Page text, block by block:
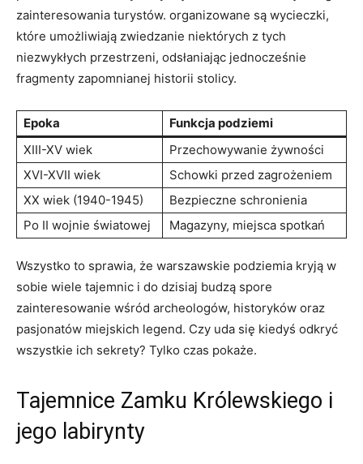
zainteresowania turystów. organizowane są wycieczki,
które umożliwiają zwiedzanie niektórych z tych
niezwykłych przestrzeni, odsłaniając jednocześnie
fragmenty zapomnianej historii stolicy.
Epoka
Funkcja podziemi
XIII-XV wiek
Przechowywanie żywności
XVI-XVII wiek
Schowki przed zagrożeniem
XX wiek (1940-1945)
Bezpieczne schronienia
Po II wojnie światowej
Magazyny, miejsca spotkań
Wszystko to sprawia, że warszawskie podziemia kryją w
sobie wiele tajemnic i do dzisiaj budzą spore
zainteresowanie wśród archeologów, historyków oraz
pasjonatów miejskich legend. Czy uda się kiedyś odkryć
wszystkie ich sekrety? Tylko czas pokaże.
Tajemnice Zamku Królewskiego i
jego labirynty